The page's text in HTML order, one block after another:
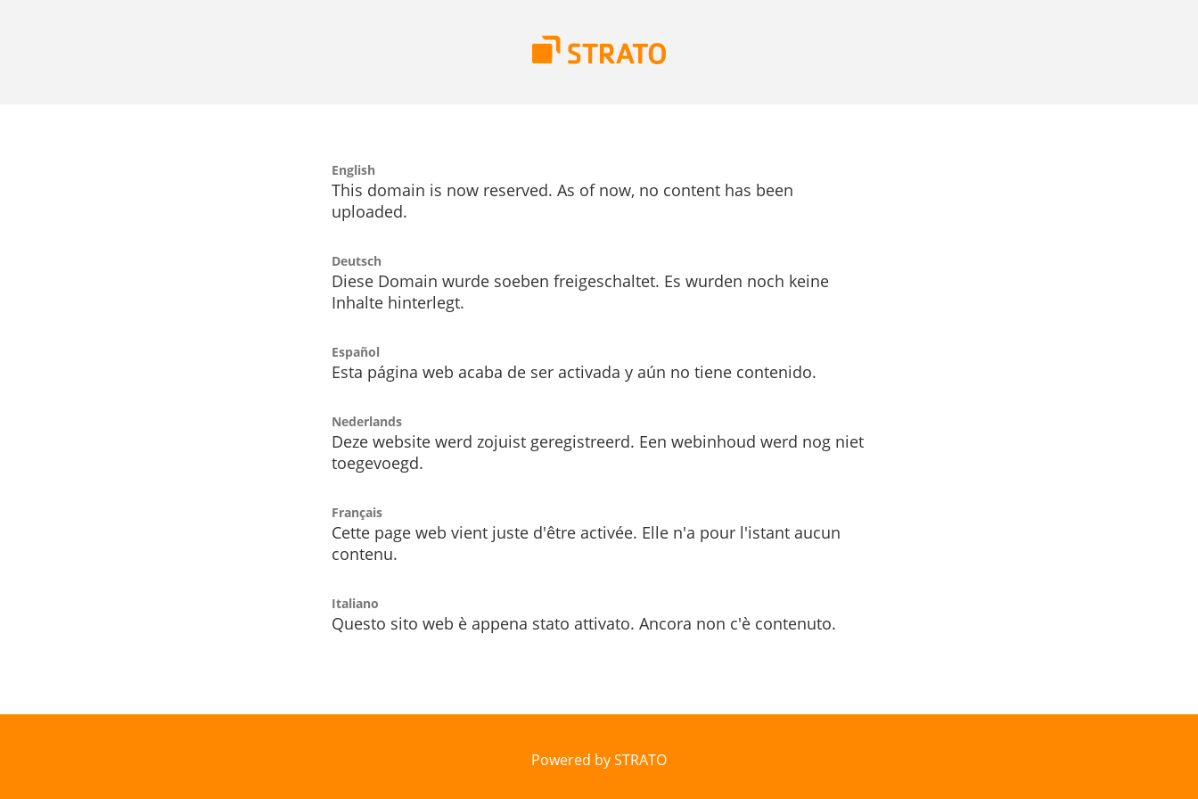
English
This domain is now reserved. As of now, no content has been
uploaded.
Deutsch
Diese Domain wurde soeben freigeschaltet. Es wurden noch keine
Inhalte hinterlegt.
Español
Esta página web acaba de ser activada y aún no tiene contenido.
Nederlands
Deze website werd zojuist geregistreerd. Een webinhoud werd nog niet
toegevoegd.
Français
Cette page web vient juste d'être activée. Elle n'a pour l'istant aucun
contenu.
Italiano
Questo sito web è appena stato attivato. Ancora non c'è contenuto.
Powered by STRATO